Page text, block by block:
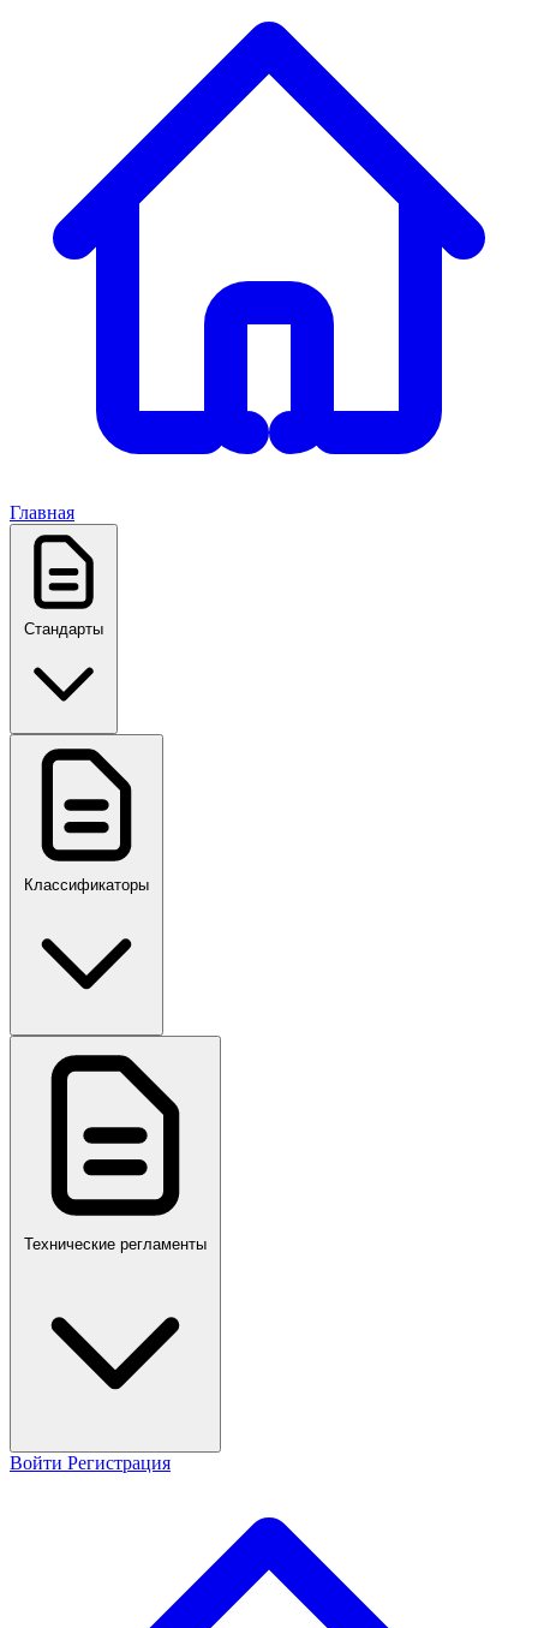
Главная
Стандарты
ГОСТ, ГОСТ Р, ПНСТ
ПР,Р,ПМГ,РМГ
Классификаторы
Технические регламенты
Войти Регистрация